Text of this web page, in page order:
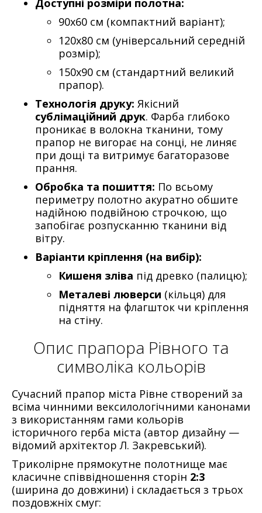
90х60 см (компактний варіант);
120х80 см (універсальний середній
розмір);
150х90 см (стандартний великий
прапор).
Технологія друку: Якісний
сублімаційний друк. Фарба глибоко
проникає в волокна тканини, тому
прапор не вигорає на сонці, не линяє
при дощі та витримує багаторазове
прання.
Обробка та пошиття: По всьому
периметру полотно акуратно обшите
надійною подвійною строчкою, що
запобігає розпусканню тканини від
вітру.
Варіанти кріплення (на вибір):
Кишеня зліва під древко (палицю);
Металеві люверси (кільця) для
підняття на флагшток чи кріплення
на стіну.
Опис прапора Рівного та
символіка кольорів
Сучасний прапор міста Рівне створений за
всіма чинними вексилологічними канонами
з використанням гами кольорів
історичного герба міста (автор дизайну —
відомий архітектор Л. Закревський).
Триколірне прямокутне полотнище має
класичне співвідношення сторін 2:3
(ширина до довжини) і складається з трьох
поздовжніх смуг: